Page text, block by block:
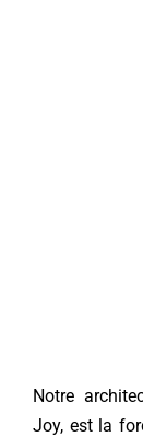
Notre
Joy, est la